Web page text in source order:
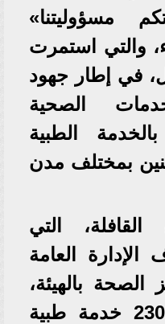
مسؤوليتنا»
والتي استمرت
في إطار جهود
الصحية
الطبية
بمختلف مدن
التي
العامة
الصحة بالهيئة،
نجحت في تقديم 2300 خدمة طبية